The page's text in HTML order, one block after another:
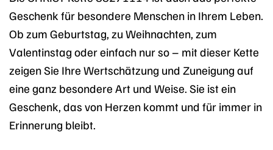
Geschenk für besondere Menschen in Ihrem Leben.
Ob zum Geburtstag, zu Weihnachten, zum
Valentinstag oder einfach nur so – mit dieser Kette
zeigen Sie Ihre Wertschätzung und Zuneigung auf
eine ganz besondere Art und Weise. Sie ist ein
Geschenk, das von Herzen kommt und für immer in
Erinnerung bleibt.